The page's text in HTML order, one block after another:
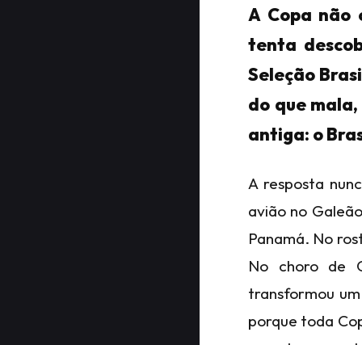
A Copa não
tenta
Seleção
do que
antiga: o
A resposta
avião no
Panamá. No
No choro de
transformou
porque toda